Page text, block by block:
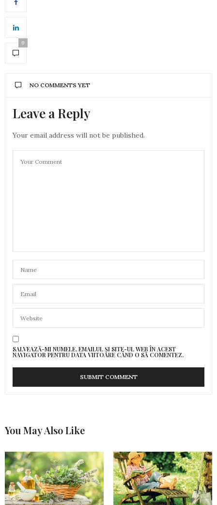
0
NO COMMENTS YET
Leave a Reply
Your email address will not be published.
SALVEAZĂ-MI NUMELE, EMAILUL ȘI SITE-UL WEB ÎN ACEST
NAVIGATOR PENTRU DATA VIITOARE CÂND O SĂ COMENTEZ.
You May Also Like